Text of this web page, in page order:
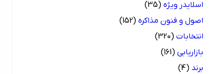
اسلایدر ویژه (35)
اصول و فنون مذاکره (152)
انتخابات (320)
بازاریابی (161)
(4)